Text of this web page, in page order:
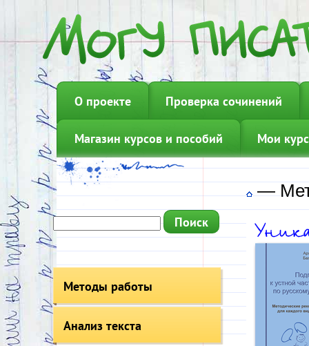
О проекте Проверка сочинений
Магазин курсов и пособий Мои
Методы работы
Анализ текста
—